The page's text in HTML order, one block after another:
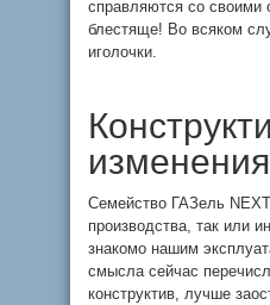
справляются со своими
блестяще! Во всяком
иголочки.
изменения
Семейство ГАЗель
производства, так или
знакомо нашим
смысла сейчас
конструктив, лучше